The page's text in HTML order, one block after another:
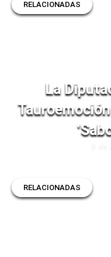
RELACIONADAS
La
RELACIONADAS